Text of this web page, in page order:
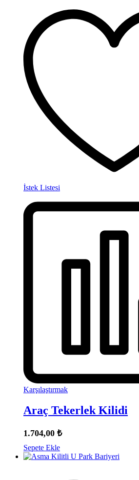
İstek Listesi
Karşılaştırmak
Araç Tekerlek Kilidi
1.704,00 ₺
Sepete Ekle